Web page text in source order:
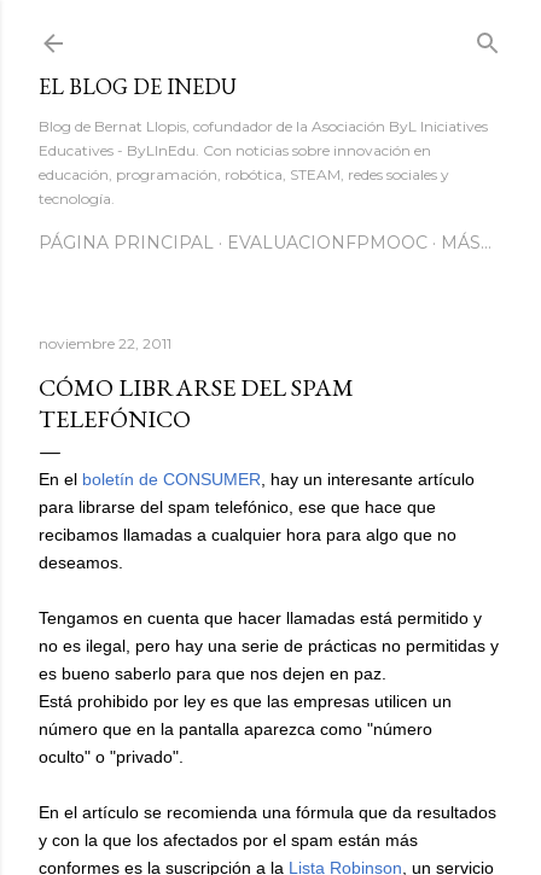
EL BLOG DE INEDU
Blog de Bernat Llopis, cofundador de la Asociación ByL Iniciatives
Educatives - ByLInEdu. Con noticias sobre innovación en
educación, programación, robótica, STEAM, redes sociales y
tecnología.
PÁGINA PRINCIPAL EVALUACIONFPMOOC MÁS…
noviembre 22, 2011
CÓMO LIBRARSE DEL SPAM
TELEFÓNICO
En el boletín de CONSUMER , hay un interesante artículo
para librarse del spam telefónico, ese que hace que
recibamos llamadas a cualquier hora para algo que no
deseamos.
Tengamos en cuenta que hacer llamadas está permitido y
no es ilegal, pero hay una serie de prácticas no permitidas y
es bueno saberlo para que nos dejen en paz.
Está prohibido por ley es que las empresas utilicen un
número que en la pantalla aparezca como "número
oculto" o "privado".
En el artículo se recomienda una fórmula que da resultados
y con la que los afectados por el spam están más
conformes es la suscripción a la Lista Robinson , un servicio